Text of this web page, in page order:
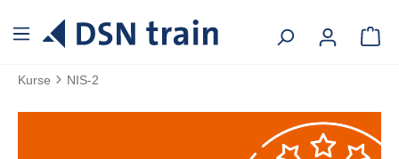
springen
Kurse NIS-2